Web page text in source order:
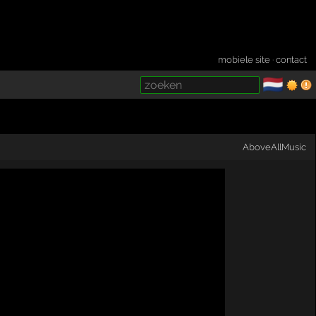
mobiele site ·contact
🇳🇱
AboveAllMusic